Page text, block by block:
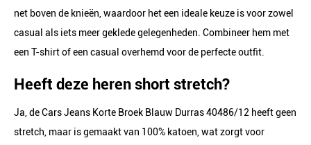
net boven de knieën, waardoor het een ideale keuze is voor zowel
casual als iets meer geklede gelegenheden. Combineer hem met
een T-shirt of een casual overhemd voor de perfecte outfit.
Heeft deze heren short stretch?
Ja, de Cars Jeans Korte Broek Blauw Durras 40486/12 heeft geen
stretch, maar is gemaakt van 100% katoen, wat zorgt voor